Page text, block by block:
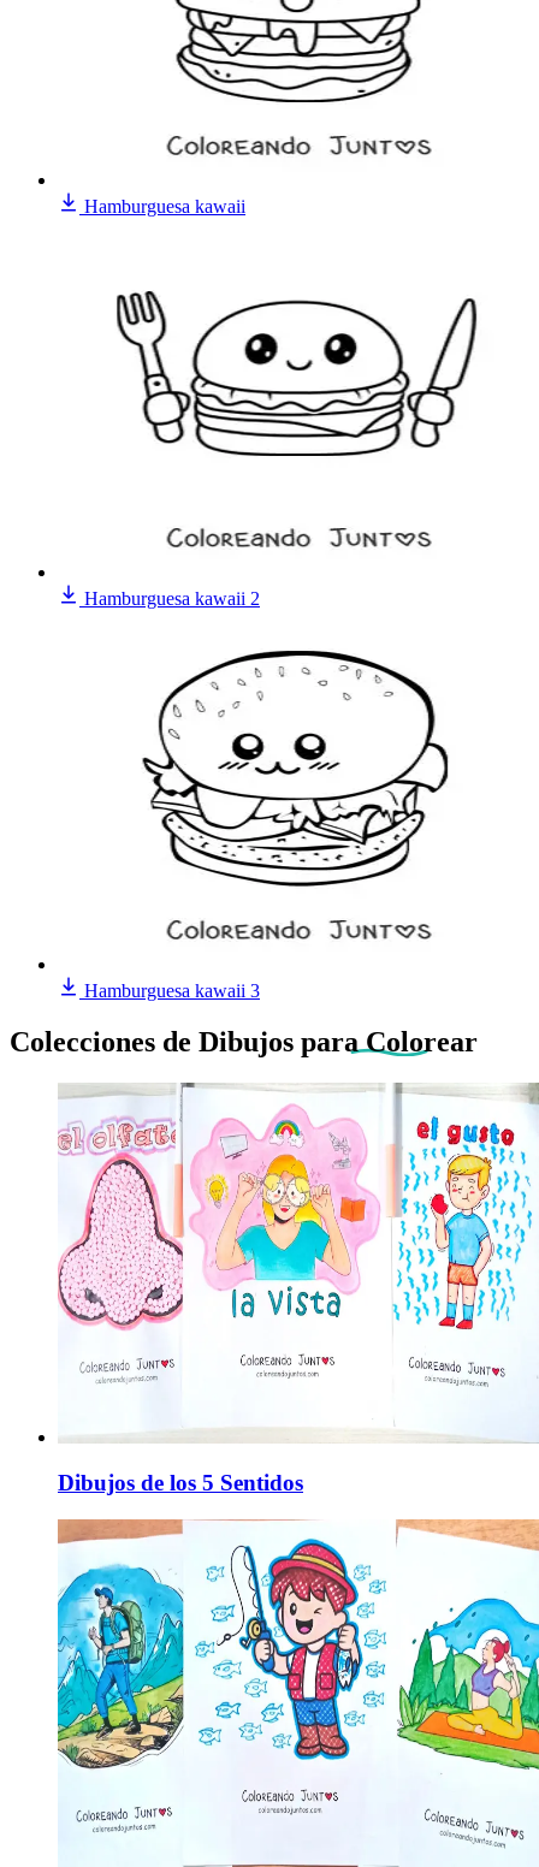
Hamburguesa kawaii
Hamburguesa kawaii 2
Hamburguesa kawaii 3
Colecciones de Dibujos para Colorear
Dibujos de los 5 Sentidos